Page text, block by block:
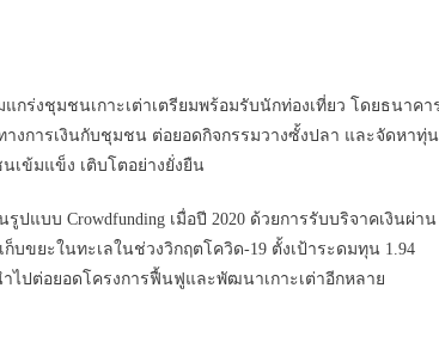
ร่งชุมชนเกาะเต่าเตรียมพร้อมรับนักท่องเที่ยว โดยธนาคา
งการเงินกับชุมชน ต่อยอดกิจกรรมวางซั้งปลา และจัดหาทุ่น
เข้มแข็ง เติบโตอย่างยั่งยืน
ปแบบ Crowdfunding เมื่อปี 2020 ด้วยการรับบริจาคเงินผ่าน
บขยะในทะเลในช่วงวิกฤตโควิด-19 ตั้งเป้าระดมทุน 1.94
ไปต่อยอดโครงการฟื้นฟูและพัฒนาเกาะเต่าอีกหลาย